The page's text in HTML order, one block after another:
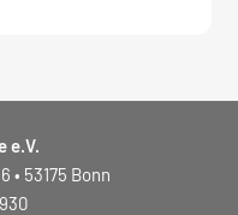
e.V.
• 53175 Bonn